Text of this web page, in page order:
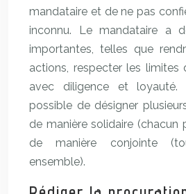
mandataire et de ne pas
inconnu. Le mandataire a
importantes, telles que
actions, respecter les limites
avec diligence et
possible de désigner
de manière solidaire (chacun
de manière conjointe
ensemble).